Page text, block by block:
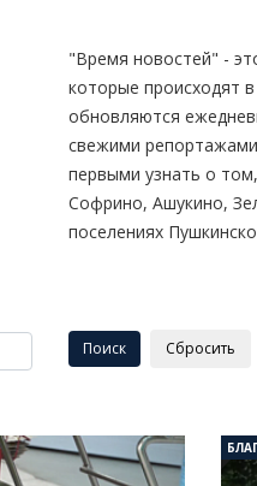
"Время новостей" -
которые происходят
обновляются
свежими
первыми узнать о
Софрино, Ашукино,
поселениях